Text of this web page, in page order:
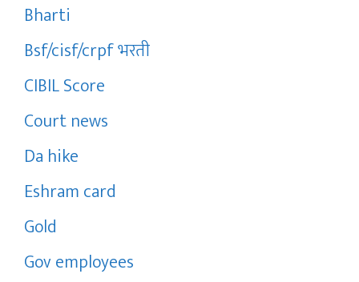
Bharti
Bsf/cisf/crpf भरती
CIBIL Score
Court news
Da hike
Eshram card
Gold
Gov employees